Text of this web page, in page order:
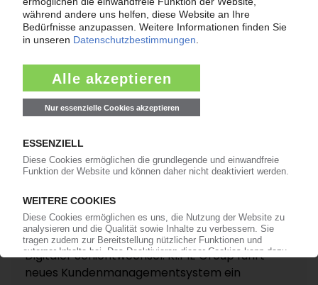
Straße von Hormus auf einer eigenen
Themenseite „Nahost-Konflikt“.
Zur Themenseite...
Nachrichten
Hohe Dynamik im zweiten Quartal /
Serienanläufe für E-Mobilität befeuern das
IN EIGENER SACHE
Digitaler Schichtwechsel: KI.PIE Group führt
neues Kundenmanagementsystem ein